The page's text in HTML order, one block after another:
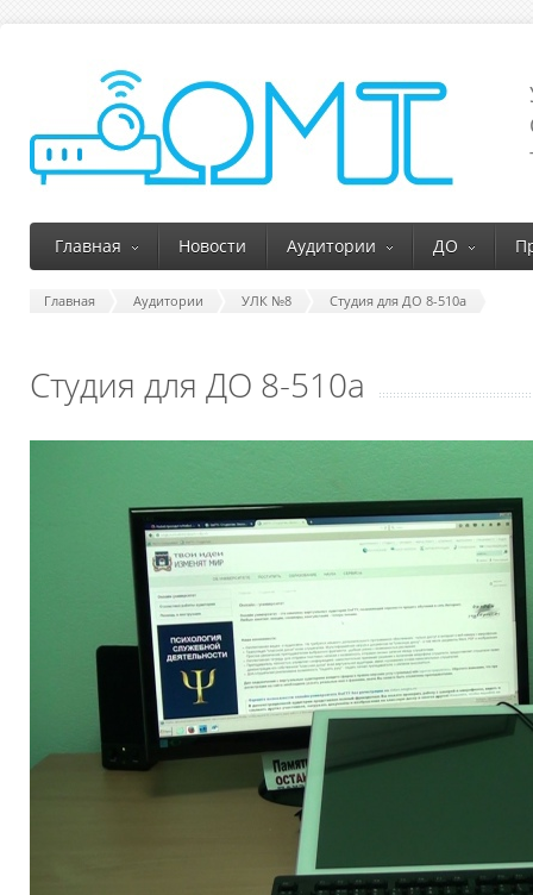
Главная Новости Аудитории ДО
Главная Аудитории УЛК №8 Студия для ДО 8-510а
Студия для ДО 8-510а